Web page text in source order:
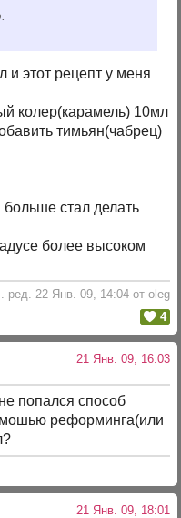
и этот рецепт у меня
колер(карамель) 10мл
тимьян(чабрец)
стал делать
более высоком
ред. 22 Янв. 09, 14:04 от oleg
4
21 Янв. 09, 16:03
попался способ
реформинга(или
21 Янв. 09, 18:01